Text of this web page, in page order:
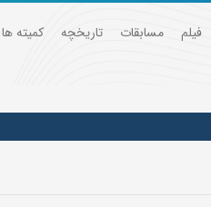
فیلم مسابقات تاریخچه
کمیته ها